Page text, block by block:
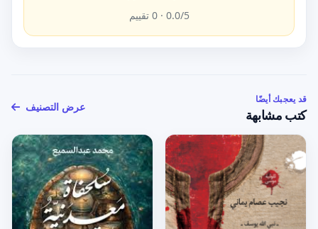
0.0/5 ·
0 تقييم
قد يعجبك أيضًا
كتب مشابهة
عرض التصنيف